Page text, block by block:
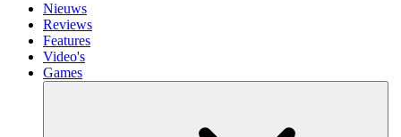
Nieuws
Reviews
Features
Video's
Games